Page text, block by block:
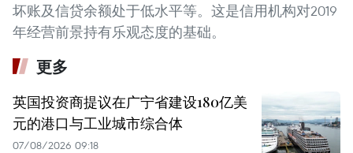
坏账及信贷余额处于低水平等。这是信用机构对2019
年经营前景持有乐观态度的基础。
更多
英国投资商提议在广宁省建设180亿美
元的港口与工业城市综合体
07/08/2026 09:18